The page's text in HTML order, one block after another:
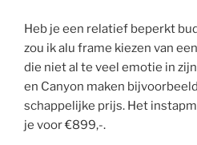
Heb je een relatief beperkt
zou ik alu frame kiezen van
die niet al te veel emotie in
en Canyon maken
schappelijke prijs. Het
je voor €899,-.